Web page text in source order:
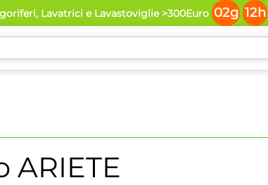
Lavatrici e Lavastoviglie >300Euro 02g 12h
ARIETE